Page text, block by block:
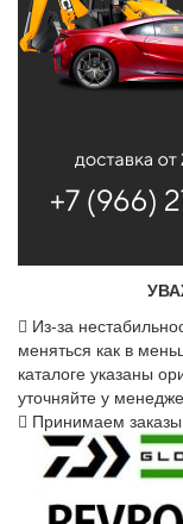
Из-за
меняться как в
каталоге указаны
уточняйте у
Принимаем